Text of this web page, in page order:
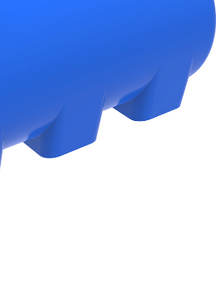
Емкости для воды 2500 литров
Емкости для воды 2000 литров
Емкости для воды 1500 литров
Емкости для воды 1000 литров
для воды 750 литров